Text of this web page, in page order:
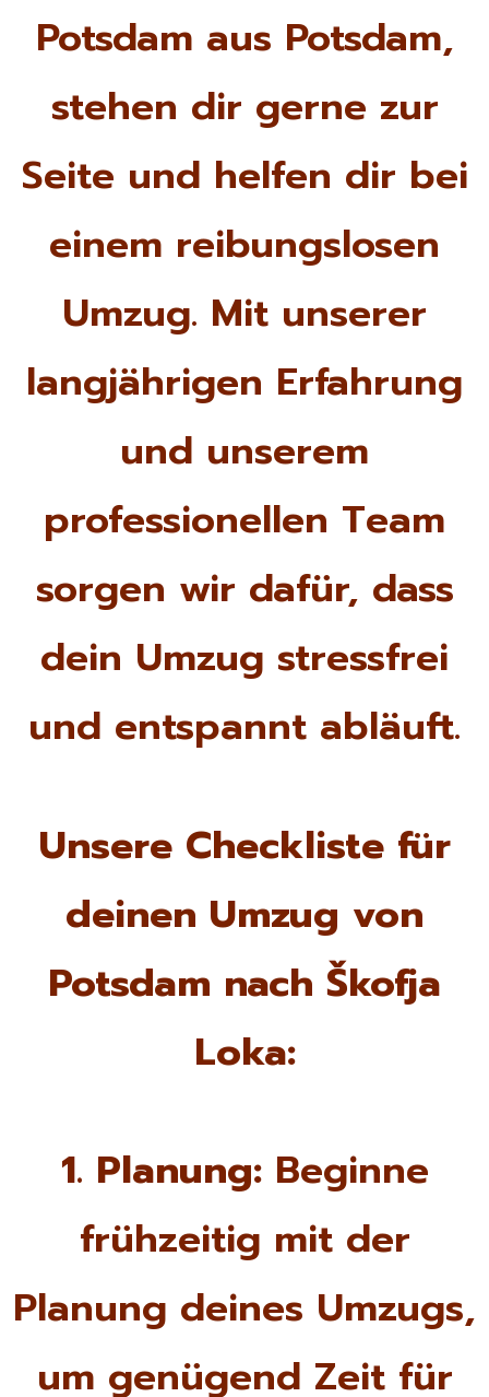
Potsdam aus Potsdam,
stehen dir gerne zur
Seite und helfen dir bei
einem reibungslosen
Umzug. Mit unserer
langjährigen Erfahrung
und unserem
professionellen Team
sorgen wir dafür, dass
dein Umzug stressfrei
und entspannt abläuft.
Unsere Checkliste für
deinen Umzug von
Potsdam nach Škofja
Loka:
1. Planung:Beginne
frühzeitig mit der
Planung deines Umzugs,
um genügend Zeit für